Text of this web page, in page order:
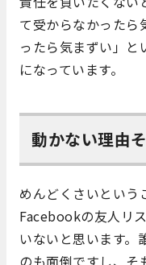
て受からなかったら
ったら気まずい」と
になっています。
動かない理由
めんどくさいという
Facebookの友人リ
いないと思います。
のも面倒ですし、そ